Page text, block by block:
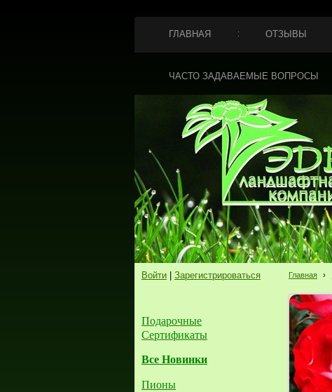
ГЛАВНАЯ ОТЗЫВЫ
ЧАСТО ЗАДАВАЕМЫЕ ВОПРОСЫ
Войти Зарегистрироваться
Подарочные
Сертификаты
Все Новинки
Пионы
Главная ›